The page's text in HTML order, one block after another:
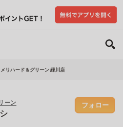
メリハード＆グリーン 緑川店
ーン
フォロー